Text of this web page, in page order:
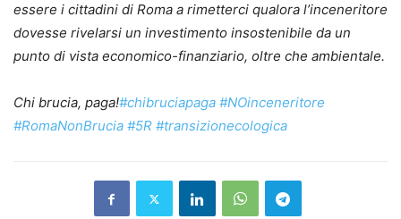
essere i cittadini di Roma a rimetterci qualora l’inceneritore
dovesse rivelarsi un investimento insostenibile da un
punto di vista economico-finanziario, oltre che ambientale.
Chi brucia, paga!#chibruciapaga #NOinceneritore
#RomaNonBrucia #5R #transizionecologica